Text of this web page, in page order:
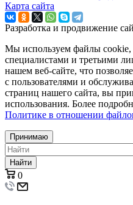
Карта сайта
Разработка и продвижение
Мы используем файлы
специалистами и третьими
нашем веб-сайте, что
с пользователями и
страниц нашего сайта, вы
использования. Более
Политике в отношении
Принимаю
Найти
0